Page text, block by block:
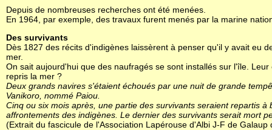
Depuis de nombreuses recherches ont été menées.
En 1964, par exemple, des travaux furent menés par la marine
Des survivants
Dès 1827 des récits d'indigènes laissèrent à penser qu'il y avait eu
mer.
On sait aujourd'hui que des naufragés se sont installés sur l'île.
repris la mer ?
Deux grands navires s'étaient échoués par une nuit de grande
Vanikoro, nommé Paiou.
Cinq ou six mois après, une partie des survivants seraient repartis
affrontements des indigènes. Le dernier des survivants serait mort
(Extrait du fascicule de l'Association Lapérouse d'Albi J-F de